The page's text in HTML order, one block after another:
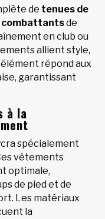
de tenues de
combattantsde
en club ou
allient style,
répond aux
garantissant
à la
spécialement
vêtements
optimale,
de pied et de
Les matériaux
la